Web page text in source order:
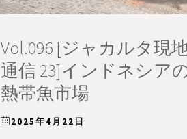
Vol.096 [ジャカルタ現
通信 23]インドネシア
熱帯魚市場
2025年4月22日